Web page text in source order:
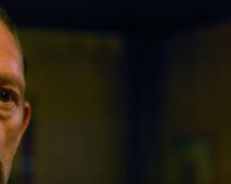
kinie